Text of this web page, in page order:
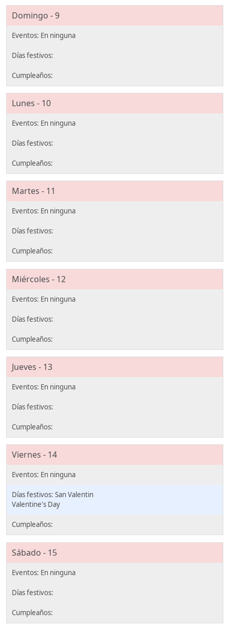
Domingo - 9
Lunes - 10
Martes - 11
Miércoles - 12
Jueves - 13
Viernes - 14
San Valentin
Valentine's Day
Sábado - 15